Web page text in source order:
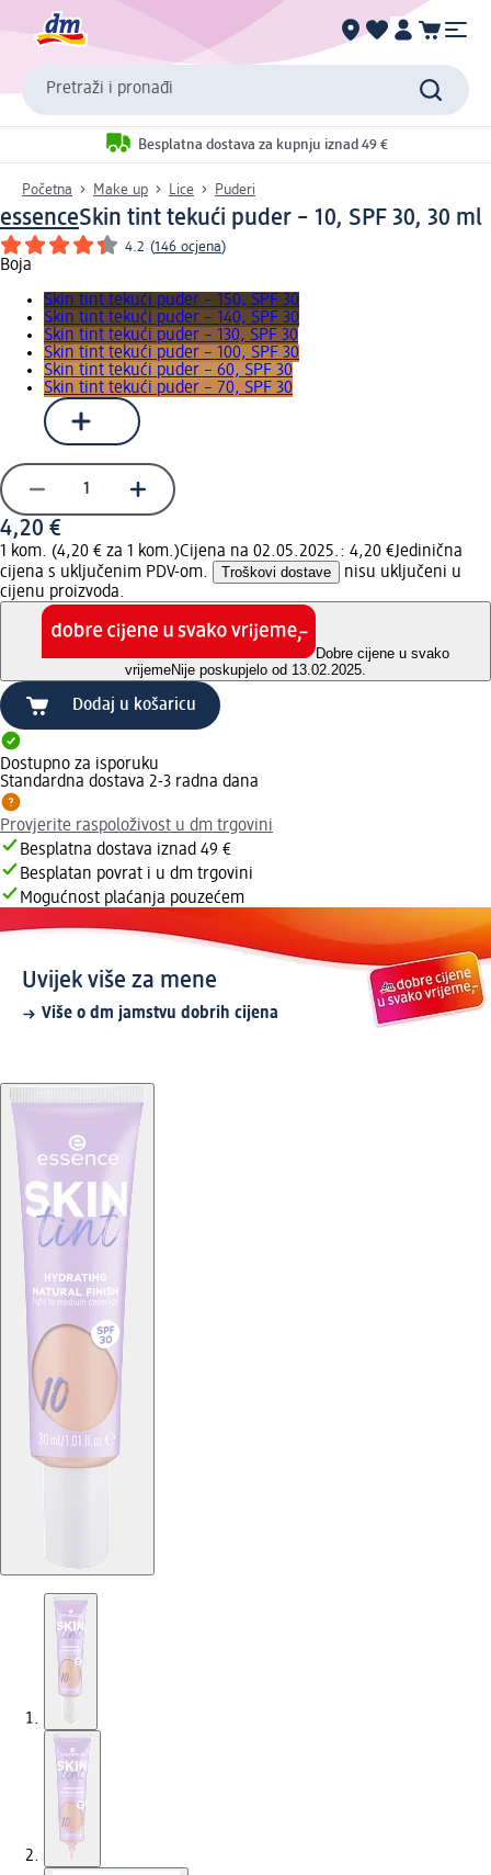
Pretraži i pronađi
Besplatna dostava za kupnju iznad 49 €
Početna Make up Lice Puderi
essenceSkin tint tekući puder – 10, SPF 30, 30 ml
4.2 (146 ocjena)
Boja
Skin tint tekući puder – 150, SPF 30
Skin tint tekući puder – 140, SPF 30
Skin tint tekući puder – 130, SPF 30
Skin tint tekući puder – 100, SPF 30
Skin tint tekući puder – 60, SPF 30
Skin tint tekući puder – 70, SPF 30
4,20 €
1 kom. (4,20 € za 1 kom.)Cijena na 02.05.2025.: 4,20 €Jedinična
cijena s uključenim PDV-om.
Troškovi dostave
nisu uključeni u
cijenu proizvoda.
Dobre cijene u svako
vrijemeNije poskupjelo od 13.02.2025.
Dodaj u košaricu
Dostupno za isporuku
Standardna dostava 2-3 radna dana
Provjerite raspoloživost u dm trgovini
Besplatna dostava iznad 49 €
Besplatan povrat i u dm trgovini
Mogućnost plaćanja pouzećem
Uvijek više za mene
Više o dm jamstvu dobrih cijena